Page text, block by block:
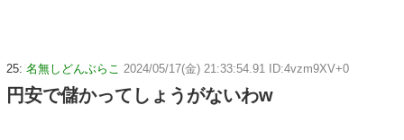
25: 名無しどんぶらこ 2024/05/17(金) 21:33:54.91 ID:4vzm9XV+0
円安で儲かってしょうがないわw